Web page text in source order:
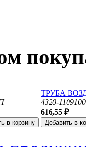
ТРУБА
4320-
616,55 ₽